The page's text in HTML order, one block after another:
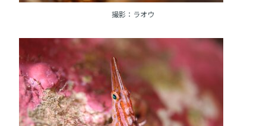
撮影：ラオウ